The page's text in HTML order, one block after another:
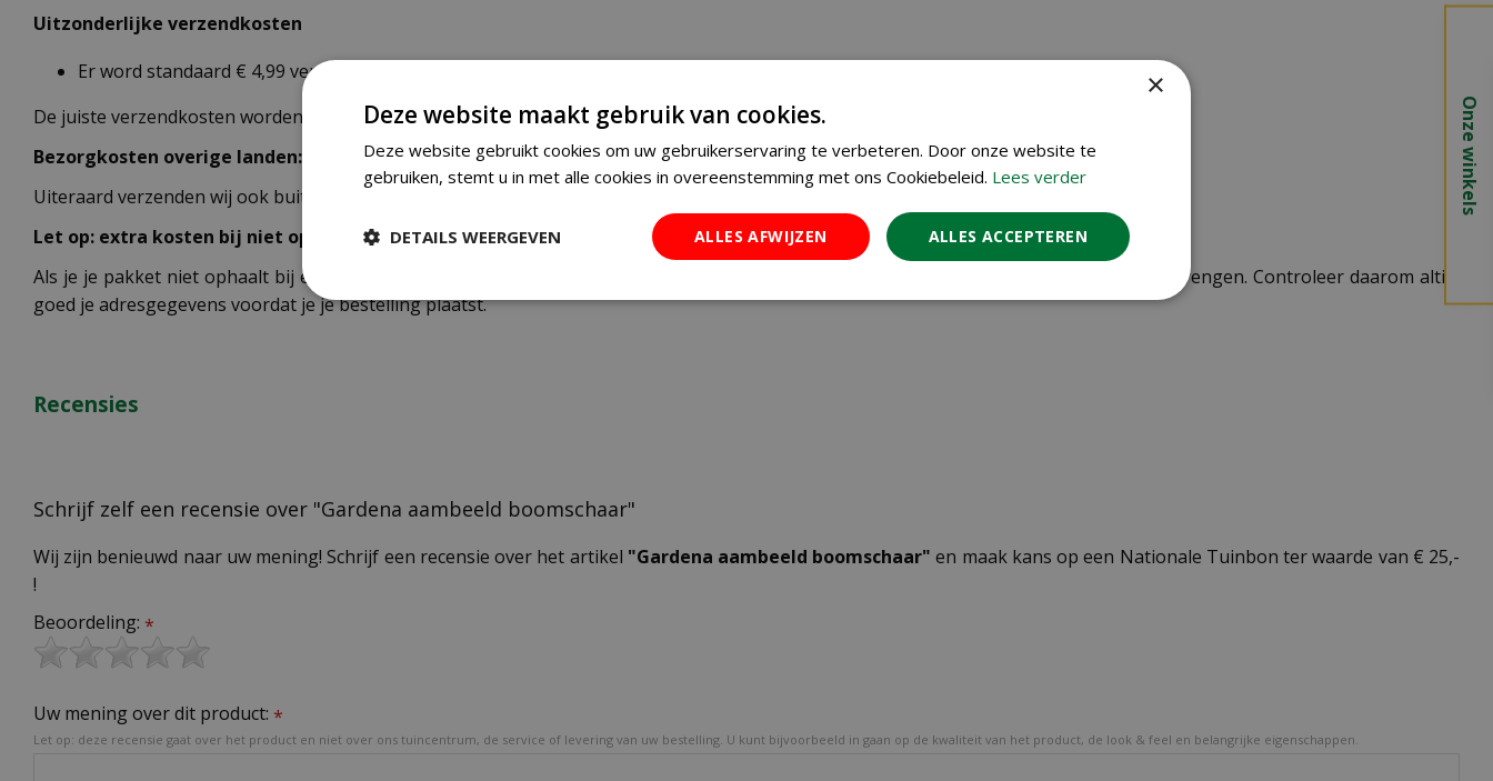
Uitzonderlijke verzendkosten
Er word standaard € 4,99 verzendkosten berekend op planten en producten die buiten de maximale afmetingen vallen.
De juiste verzendkosten worden in de laatste stap van de winkelwagen berekend.
Bezorgkosten overige landen:
Uiteraard verzenden wij ook buiten Nederland,
Let op: extra kosten bij niet ophalen of verkeerd adres
Als je je pakket niet ophaalt bij een PostNL-punt of een verkeerd afleveradres invult, zijn wij genoodzaakt extra kosten in rekening te brengen. Controleer daarom altijd
goed je adresgegevens voordat je je bestelling plaatst.
Recensies
Schrijf zelf een recensie over "Gardena aambeeld boomschaar"
Wij zijn benieuwd naar uw mening! Schrijf een recensie over het artikel "Gardena aambeeld boomschaar" en maak kans op een Nationale Tuinbon ter waarde van € 25,-
!
Beoordeling: *
Uw mening over dit product: *
Let op: deze recensie gaat over het product en niet over ons tuincentrum, de service of levering van uw bestelling. U kunt bijvoorbeeld in gaan op de kwaliteit van het product, de look & feel en belangrijke eigenschappen.
Onze winkels
×
Deze website maakt gebruik van cookies.
Deze website gebruikt cookies om uw gebruikerservaring te verbeteren. Door onze website te
gebruiken, stemt u in met alle cookies in overeenstemming met ons Cookiebeleid. Lees verder
ALLES ACCEPTEREN
ALLES AFWIJZEN
DETAILS WEERGEVEN